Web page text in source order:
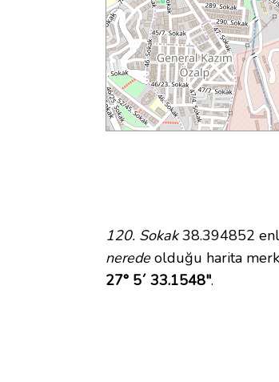
120. Sokak38.394852
neredeolduğu harita
27° 5´ 33.1548".